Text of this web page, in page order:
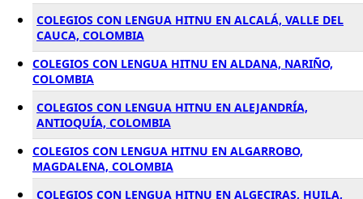
COLEGIOS CON LENGUA HITNU EN ALCALÁ, VALLE DEL
CAUCA, COLOMBIA
COLEGIOS CON LENGUA HITNU EN ALDANA, NARIÑO,
COLOMBIA
COLEGIOS CON LENGUA HITNU EN ALEJANDRÍA,
ANTIOQUÍA, COLOMBIA
COLEGIOS CON LENGUA HITNU EN ALGARROBO,
MAGDALENA, COLOMBIA
COLEGIOS CON LENGUA HITNU EN ALGECIRAS, HUILA,